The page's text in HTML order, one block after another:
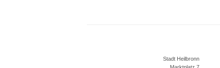
Stadt Heilbronn